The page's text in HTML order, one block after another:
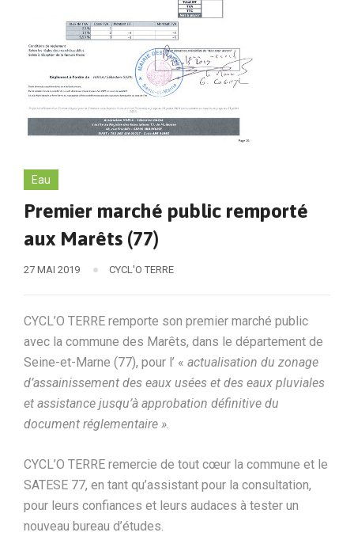
Eau
Premier marché public remporté
aux Marêts (77)
27 MAI 2019 CYCL'O TERRE
CYCL’O TERRE remporte son premier marché public
avec la commune des Marêts, dans le département de
Seine-et-Marne (77), pour l’ « actualisation du zonage
d’assainissement des eaux usées et des eaux pluviales
et assistance jusqu’à approbation définitive du
document réglementaire ».
CYCL’O TERRE remercie de tout cœur la commune et le
SATESE 77, en tant qu’assistant pour la consultation,
pour leurs confiances et leurs audaces à tester un
nouveau bureau d’études.